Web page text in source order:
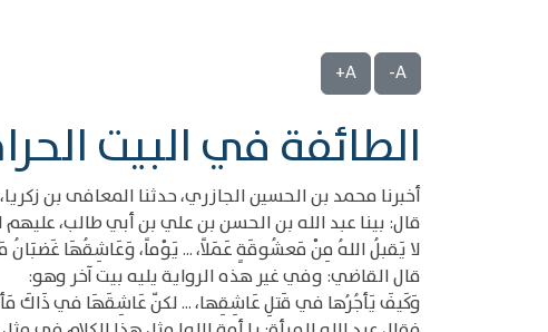
A-
A+
الطائفة في البيت
أخبرنا محمد بن الحسين الجازري، حدثنا المعافى بن
قال: بينا عبد الله بن الحسن بن علي بن أبي طالب،
لا يَقبلُ اللهُ مِنْ مَعشُوقَةٍ عَمَلاً، ... يَوْماً، وَعَاشِقُهَا
قال القاضي: وفي غير هذه الرواية يليه بيت آخر وهو:
وَكَيفَ يَأجُرُها في قَتلِ عَاشِقِها، ... لكنّ عَاشِقَهَا في ذَاكَ